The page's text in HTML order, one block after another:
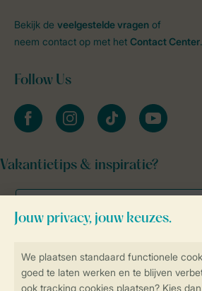
Bekijk de veelgestelde vragen of
neem contact op met het Contact Center.
Follow Us
facebookinstagramtiktok youtube
Vakantietips & inspiratie?